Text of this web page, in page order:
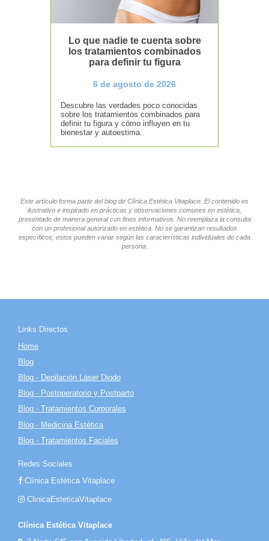
Lo que nadie te cuenta sobre
los tratamientos combinados
para definir tu figura
6 de agosto de 2026
Descubre las verdades poco conocidas
sobre los tratamientos combinados para
definir tu figura y cómo influyen en tu
bienestar y autoestima.
Este artículo forma parte del blog de Clínica Estética Vitaplace. El contenido es
ilustrativo e inspirado en prácticas y observaciones comunes en estética,
presentado de manera general con fines informativos. No reemplaza la consulta
con un profesional autorizado en estética. No se garantizan resultados
específicos; estos pueden variar según las características individuales de cada
persona.
Links Directos
Home
Blog
Blog - Depilación Láser Diodo
Blog - Postoperatorio y Postparto
Blog - Tratamientos Corporales
Blog - Medicina Estética
Blog - Tratamientos Faciales
Redes Sociales
Clínica Estética Vitaplace
ClinicaEsteticaVitaplace
Clínica Estética Vitaplace